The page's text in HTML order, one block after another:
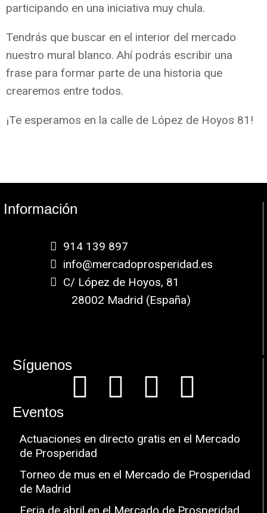
participando en una iniciativa muy chula.
Tendrás que buscar en el interior del mercado
nuestro mural blanco. Ahí podrás escribir una
frase para formar parte de una historia que
crearemos entre todos.
¡Te esperamos en la calle de López de Hoyos 81!
Información
914 139 897
info@mercadoprosperidad.es
C/ López de Hoyos, 81
28002 Madrid (España)
Síguenos
Eventos
Actuaciones en directo gratis en el Mercado
de Prosperidad
Torneo de mus en el Mercado de Prosperidad
de Madrid